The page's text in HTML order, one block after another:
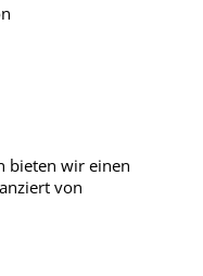
bieten wir einen
von